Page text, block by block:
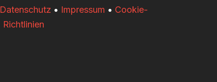
Datenschutz • Impressum • Cookie-
Richtlinien